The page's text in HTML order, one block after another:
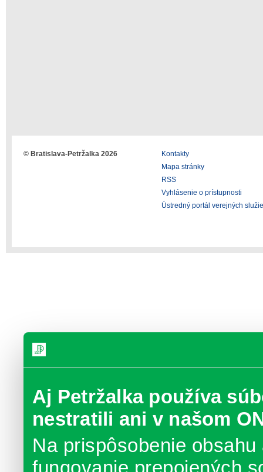
Aj Petržalka používa
nestratili ani v našom
Na prispôsobenie
© Bratislava-Petržalka 2026
Kontakty
Mapa stránky
RSS
Vyhlásenie o prístupnosti
Ústredný portál verejných